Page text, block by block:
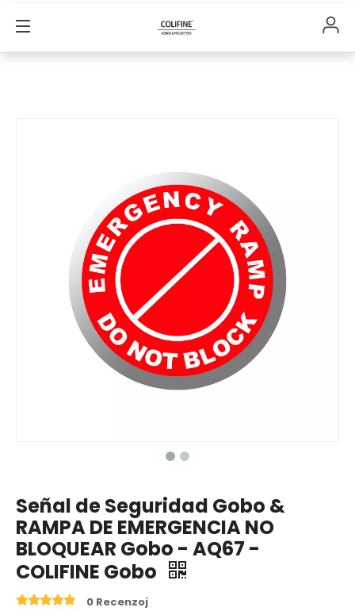
Señal de Seguridad Gobo &
RAMPA DE EMERGENCIA NO
BLOQUEAR Gobo - AQ67 -
COLIFINE Gobo
0 Recenzoj